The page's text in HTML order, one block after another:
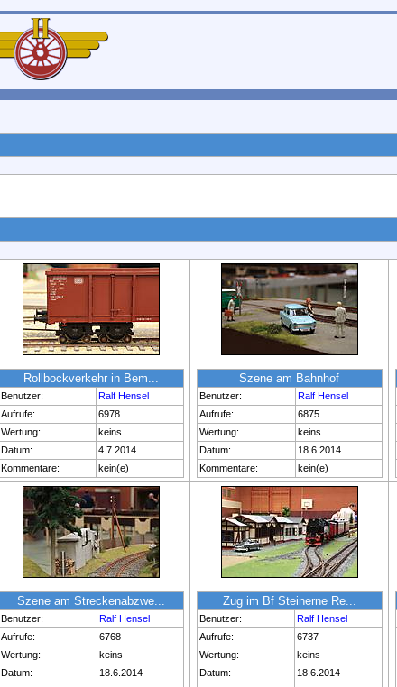
Rollbockverkehr in Bem...
Benutzer:
Ralf Hensel
Aufrufe:
6978
Wertung:
keins
Datum:
4.7.2014
Kommentare:
kein(e)
Szene am Bahnhof
Benutzer:
Ralf Hensel
Aufrufe:
6875
Wertung:
keins
Datum:
18.6.2014
Kommentare:
kein(e)
Szene am Streckenabzwe...
Benutzer:
Ralf Hensel
Aufrufe:
6768
Wertung:
keins
Datum:
18.6.2014
Zug im Bf Steinerne Re...
Benutzer:
Ralf Hensel
Aufrufe:
6737
Wertung:
keins
Datum:
18.6.2014